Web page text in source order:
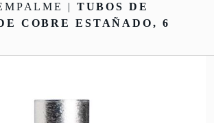
| TUBOS DE
COBRE ESTAÑADO, 6